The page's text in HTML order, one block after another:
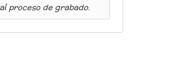
alproceso de grabado.